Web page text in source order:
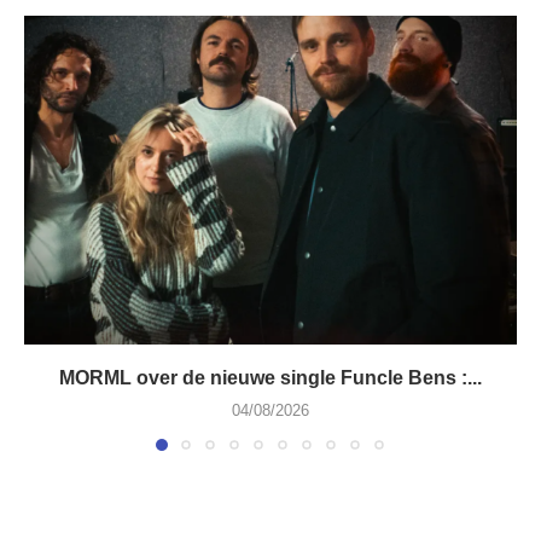
MORML over de nieuwe single Funcle Bens :...
04/08/2026